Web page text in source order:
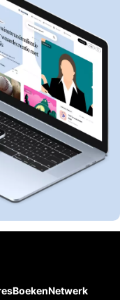
BoekenNetwerk